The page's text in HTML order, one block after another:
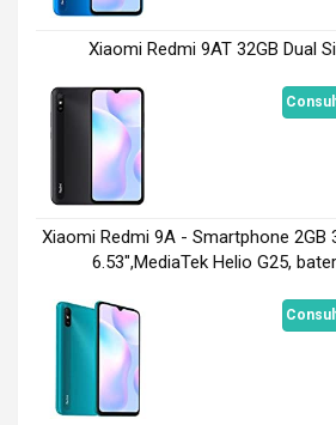
Xiaomi Redmi 9AT 32GB Dual
Xiaomi Redmi 9A - Smartphone 2GB
6.53",MediaTek Helio G25,